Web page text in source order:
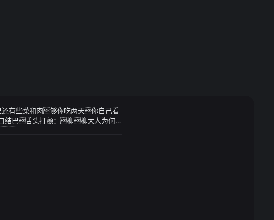
还有些菜和肉够你吃两天你自己看
结巴舌头打颤：柳柳大人为何
们这小小的宗门竟然能受邀参加这
其实当他们吃饱喝足之后就在苦恼
养老保险制度可持续发展、满足人